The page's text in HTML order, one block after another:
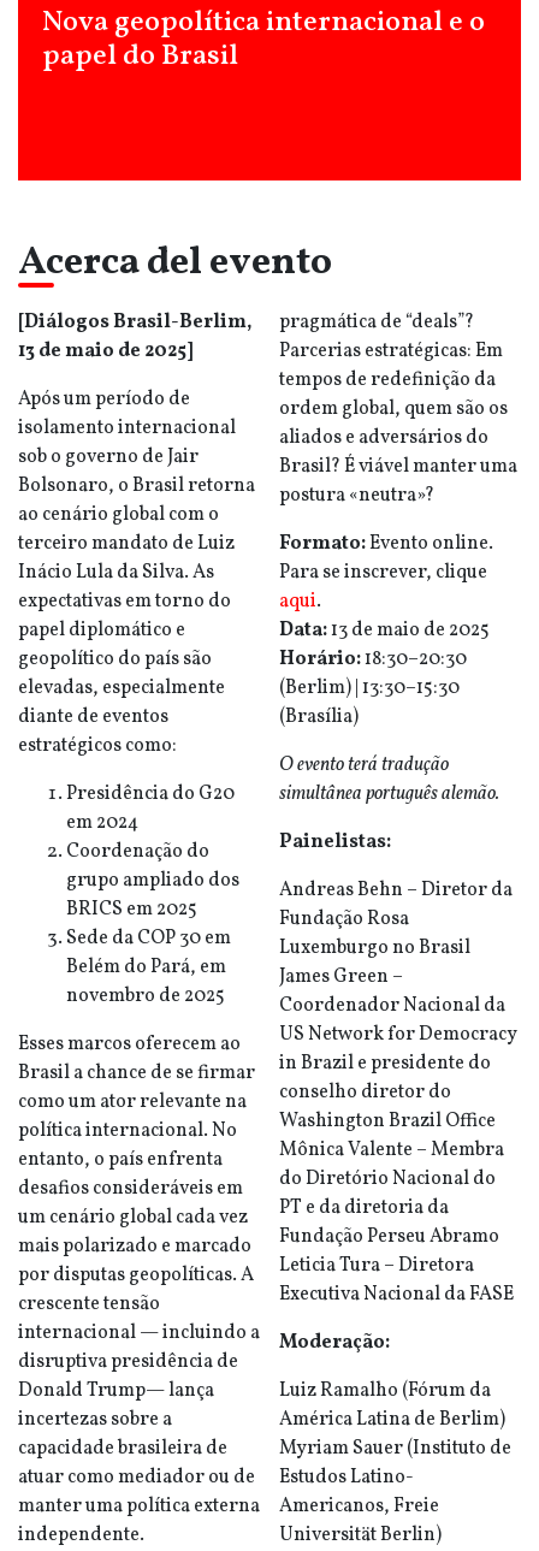
Nova geopolítica internacional e o
papel do Brasil
Acerca del evento
[Diálogos Brasil-Berlim,
13 de maio de 2025]
Após um período de
isolamento internacional
sob o governo de Jair
Bolsonaro, o Brasil retorna
ao cenário global com o
terceiro mandato de Luiz
Inácio Lula da Silva. As
expectativas em torno do
papel diplomático e
geopolítico do país são
elevadas, especialmente
diante de eventos
estratégicos como:
Presidência do G20
em 2024
Coordenação do
grupo ampliado dos
BRICS em 2025
Sede da COP 30 em
Belém do Pará, em
novembro de 2025
Esses marcos oferecem ao
Brasil a chance de se firmar
como um ator relevante na
política internacional. No
entanto, o país enfrenta
desafios consideráveis em
um cenário global cada vez
mais polarizado e marcado
por disputas geopolíticas. A
crescente tensão
internacional — incluindo a
disruptiva presidência de
Donald Trump— lança
incertezas sobre a
capacidade brasileira de
atuar como mediador ou de
manter uma política externa
independente.
pragmática de “deals”?
Parcerias estratégicas: Em
tempos de redefinição da
ordem global, quem são os
aliados e adversários do
Brasil? É viável manter uma
postura «neutra»?
Formato:Evento online.
Para se inscrever, clique
aqui.
Data:13 de maio de 2025
Horário:18:30–20:30
(Berlim) | 13:30–15:30
(Brasília)
O evento terá tradução
simultânea português alemão.
Painelistas:
Andreas Behn – Diretor da
Fundação Rosa
Luxemburgo no Brasil
James Green –
Coordenador Nacional da
US Network for Democracy
in Brazil e presidente do
conselho diretor do
Washington Brazil Office
Mônica Valente – Membra
do Diretório Nacional do
PT e da diretoria da
Fundação Perseu Abramo
Leticia Tura – Diretora
Executiva Nacional da FASE
Moderação:
Luiz Ramalho (Fórum da
América Latina de Berlim)
Myriam Sauer (Instituto de
Estudos Latino-
Americanos, Freie
Universität Berlin)